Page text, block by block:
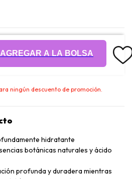
AGREGAR A LA BOLSA
ningún descuento de promoción.
hidratante
botánicas naturales y ácido
profunda y duradera mientras